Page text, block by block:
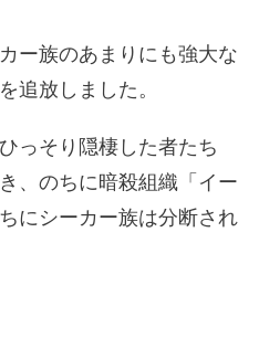
ー族のあまりにも強大な
追放しました。
っそり隠棲した者たち
、のちに暗殺組織「イー
にシーカー族は分断され